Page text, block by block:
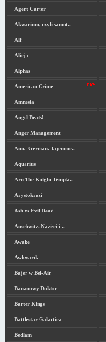
Agent Carter
Akwarium, czyli samot..
Alf
Alicja
Alphas
American Crime
Amnesia
Angel Beats!
Anger Management
Anna German. Tajemnic..
Aquarius
Arn The Knight Templa..
Arystokraci
Ash vs Evil Dead
Auschwitz. Nazisci i ..
Awake
Awkward.
Bajer w Bel-Air
Bananowy Doktor
Barter Kings
Battlestar Galactica
Bedlam